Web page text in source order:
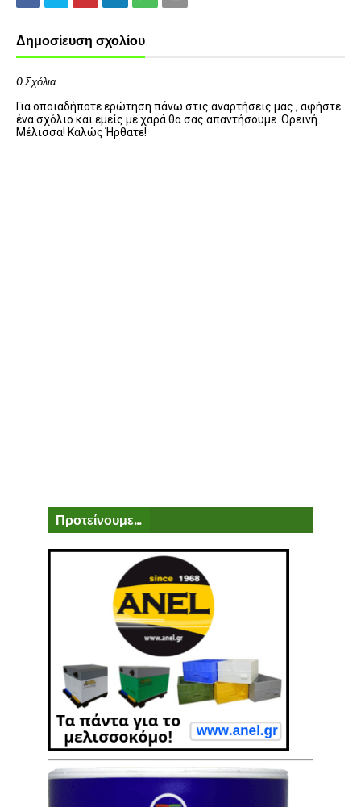
Δημοσίευση σχολίου
0 Σχόλια
Για οποιαδήποτε ερώτηση πάνω στις αναρτήσεις μας , αφήστε
ένα σχόλιο και εμείς με χαρά θα σας απαντήσουμε. Ορεινή
Μέλισσα! Καλώς Ήρθατε!
Προτείνουμε...